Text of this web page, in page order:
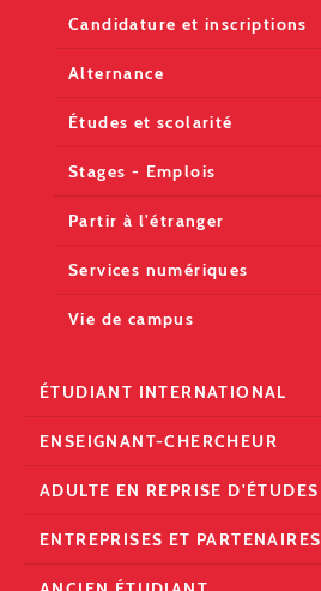
Candidature et inscriptions
Alternance
Études et scolarité
Stages - Emplois
Partir à l'étranger
Services numériques
Vie de campus
ÉTUDIANT INTERNATIONAL
ENSEIGNANT-CHERCHEUR
ADULTE EN REPRISE D'ÉTUDES
ENTREPRISES ET PARTENAIRES